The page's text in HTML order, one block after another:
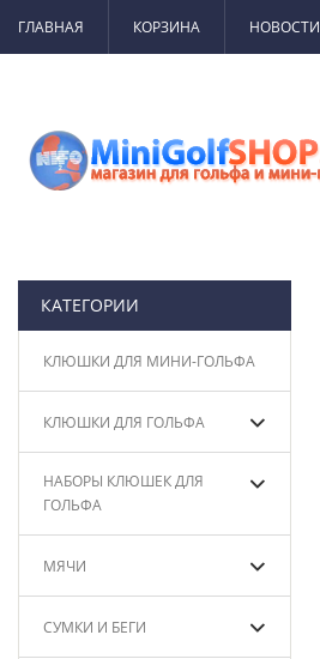
ГЛАВНАЯ КОРЗИНА НОВОСТИ
КАТЕГОРИИ
КЛЮШКИ ДЛЯ МИНИ-ГОЛЬФА
КЛЮШКИ ДЛЯ ГОЛЬФА
НАБОРЫ КЛЮШЕК ДЛЯ
ГОЛЬФА
МЯЧИ
СУМКИ И БЕГИ